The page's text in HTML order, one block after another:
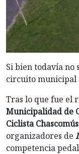
Si bien todavía no
circuito municipal
Tras lo que fue el
Municipalidad de
Ciclista Chascomús
organizadores de
competencia